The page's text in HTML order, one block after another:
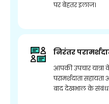
पर बेहतर इलाज।
निरंतर
आपकी उपचार यात्रा
परामर्शदाता
बाद देखभाल के संबंध